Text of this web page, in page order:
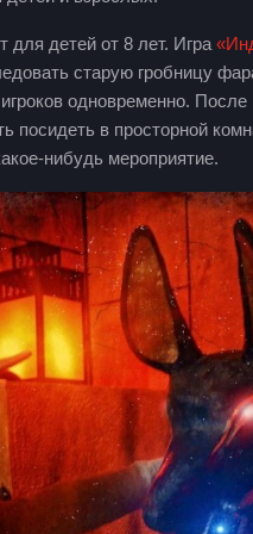
для детей от 8 лет. Игра
старую гробницу
одновременно.
в просторной
нибудь мероприятие.